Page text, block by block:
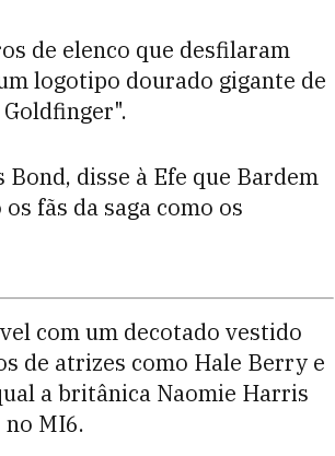
de elenco que desfilaram
logotipo dourado gigante de
disse à Efe que Bardem
fãs da saga como os
com um decotado vestido
de atrizes como Hale Berry e
a britânica Naomie Harris
MI6.